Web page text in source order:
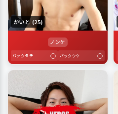
かいと (25)
ノンケ
バックタチ ○ バックウケ ○